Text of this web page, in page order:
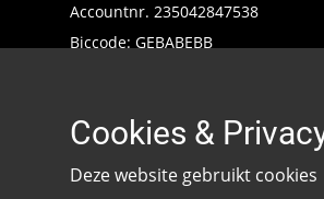
Accountnr. 235042847538
Biccode: GEBABEBB
Cookies &
Deze website gebruikt cookies